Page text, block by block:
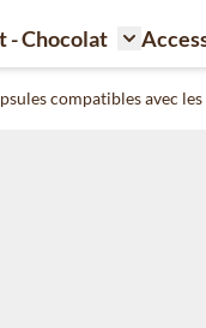
à café
- Chocolat
Toggle
compatibles avec